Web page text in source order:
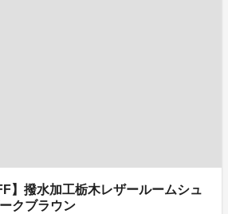
】撥水加工栃木レザールームシュ
クブラウン